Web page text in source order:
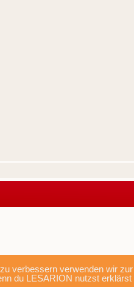
verbessern verwenden wir
du LESARION nutzst